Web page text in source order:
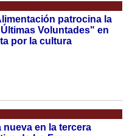
patrocina la
Voluntades" en
por la cultura
nueva en la tercera